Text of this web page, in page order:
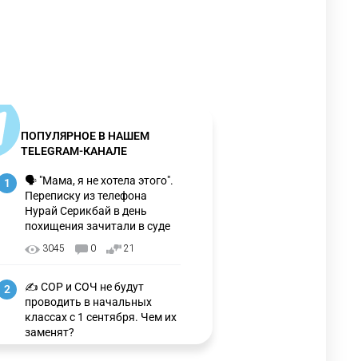
ПОПУЛЯРНОЕ В НАШЕМ
TELEGRAM-КАНАЛЕ
1
🗣 "Мама, я не хотела этого".
Переписку из телефона
Нурай Серикбай в день
похищения зачитали в суде
3045 0 21
2
✍️ СОР и СОЧ не будут
проводить в начальных
классах с 1 сентября. Чем их
заменят?